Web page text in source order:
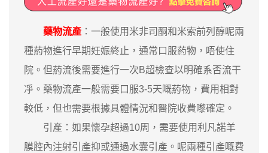
藥物流產 ：一般使用米非司酮和米索前列醇呢兩
種葯物進行早期妊娠終止，通常口服葯物，唔使住
院。但葯流後需要進行一次B超檢查以明確系否流干
凈。藥物流產一般需要口服3-5天嘅葯物，費用相對
較低，但也需要根據具體情況和醫院收費嚟確定。
引產：如果懷孕超過10周，需要使用利凡諾羊
膜腔內注射引產抑或通過水囊引產。呢兩種引產嘅費